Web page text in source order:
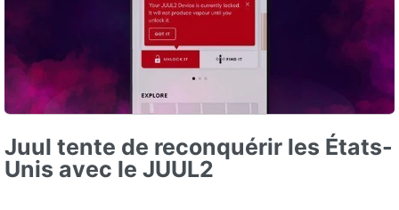
Juul tente de reconquérir les États-
Unis avec le JUUL2